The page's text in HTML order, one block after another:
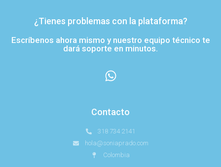
¿Tienes problemas con la plataforma?
Escríbenos ahora mismo y nuestro equipo técnico te
dará soporte en minutos.
Contacto
318 734 2141
hola@soniaprado.com
Colombia